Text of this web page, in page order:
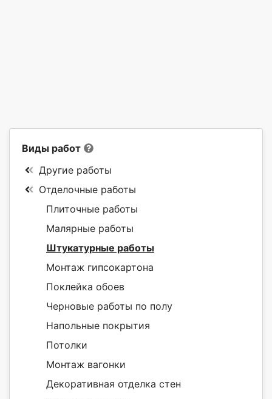
Виды работ
Другие работы
Отделочные работы
Плиточные работы
Малярные работы
Штукатурные работы
Монтаж гипсокартона
Поклейка обоев
Черновые работы по полу
Напольные покрытия
Потолки
Монтаж вагонки
Декоративная отделка стен